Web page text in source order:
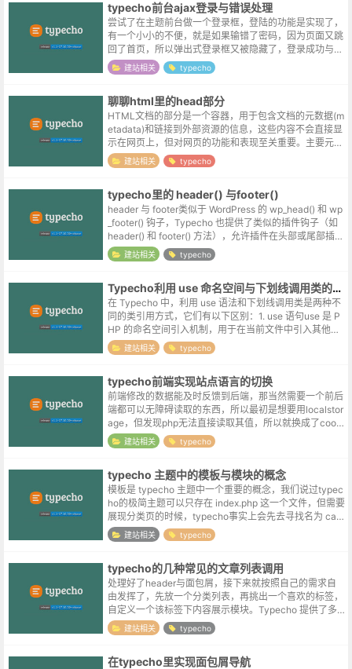
typecho前台ajax登录与错误处理
尝试了在主题前台做一个登录框，登陆的功能是实现了，
有一个小小的不便，就是如果输错了密码，因为页面又跳
回了首页，所以弹出式登录框又被隐藏了，登录成功与否
不够明显，二次登录的场合操作也较繁琐，所以想实现前
台以ajax的方式登录。实现aja...
建站相关 typecho
聊聊html里的head部分
HTML文档的部分是一个容器，用于包含文档的元数据(m
etadata)和链接到外部资源的信息，这些内容不会直接显
示在网页上，但对网页的功能和表现至关重要。主要元素
和功能1. 基础元素<title>: 定义文档标题，显示在浏...
建站相关 typecho
typecho里的 header() 与footer()
header 与 footer类似于 WordPress 的 wp_head() 和 wp
_footer() 钩子，Typecho 也提供了类似的插件钩子（如
header() 和 footer() 方法），允许插件在头部或尾部插入
内...建站相关 typecho
Typecho利用 use 命名空间与下划线调用类的区别
在 Typecho 中，利用 use 语法和下划线调用类是两种不
同的类引用方式，它们有以下区别：1. use 语句use 是 P
HP 的命名空间引入机制，用于在当前文件中引入其他命
名空间的类：use Typecho\Db; use T...
建站相关 typecho
typecho前端实现站点语言的切换
前端修改的数据能及时反馈到后端，那当然需要一个前后
端都可以无障碍读取的东西，所以最初是想要用localstor
age，但发现php无法直接读取其值，所以就换成了cooki
e。前端通过js来设置参数值：document.cookie='...
建站相关 typecho
typecho 主题中的模板与模块的概念
模板是 typecho 主题中一个重要的概念，我们说过typec
ho的极简主题可以只存在 index.php 这一个文件，但需要
展现分类页的时候，typecho事实上会先去寻找名为 cate
gory.php 的分类页模板，文章页当然也...
建站相关 typecho
typecho的几种常见的文章列表调用
处理好了header与面包屑，接下来就按照自己的需求自
由发挥了，先放一个分类列表，再挑出一个喜欢的标签，
自定义一个该标签下内容展示模块。Typecho 提供了多
种文章循环方式，以下是常用的几种方法：标准文章循环
<?php whi...
建站相关 typecho
在typecho里实现面包屑导航